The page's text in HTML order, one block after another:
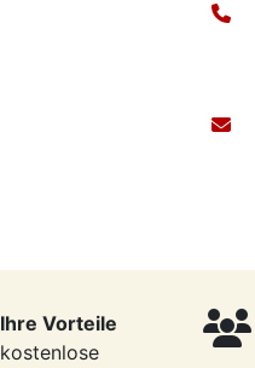
Ihre Vorteile
kostenlose